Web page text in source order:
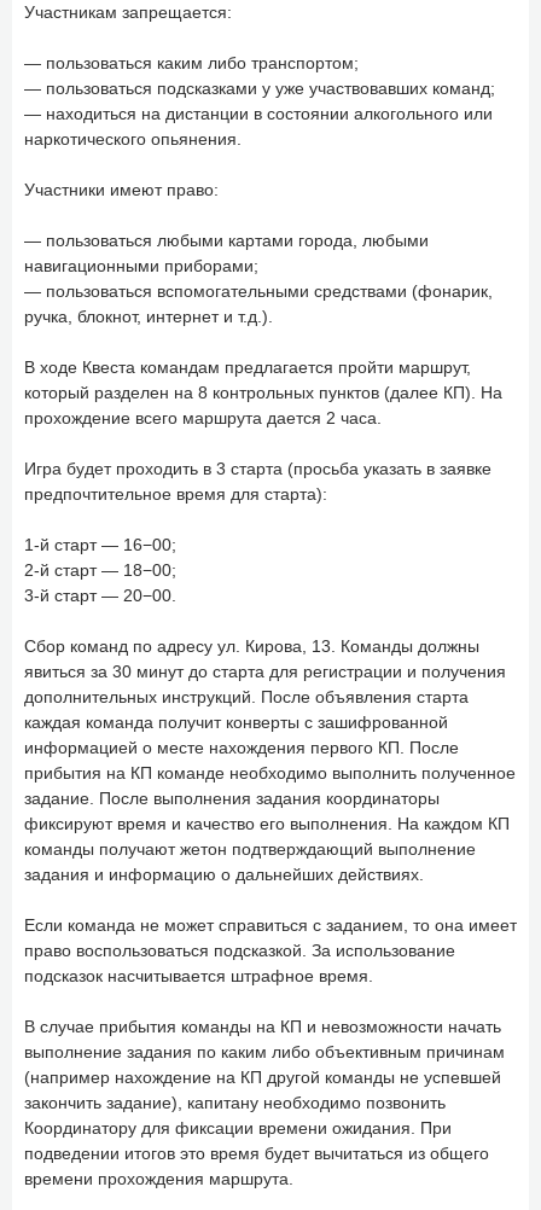
Участникам запрещается:
— пользоваться каким либо транспортом;
— пользоваться подсказками у уже участвовавших команд;
— находиться на дистанции в состоянии алкогольного или
наркотического опьянения.
Участники имеют право:
— пользоваться любыми картами города, любыми
навигационными приборами;
— пользоваться вспомогательными средствами (фонарик,
ручка, блокнот, интернет и т.д.).
В ходе Квеста командам предлагается пройти маршрут,
который разделен на 8 контрольных пунктов (далее КП). На
прохождение всего маршрута дается 2 часа.
Игра будет проходить в 3 старта (просьба указать в заявке
предпочтительное время для старта):
1-й старт — 16−00;
2-й старт — 18−00;
3-й старт — 20−00.
Сбор команд по адресу ул. Кирова, 13. Команды должны
явиться за 30 минут до старта для регистрации и получения
дополнительных инструкций. После объявления старта
каждая команда получит конверты с зашифрованной
информацией о месте нахождения первого КП. После
прибытия на КП команде необходимо выполнить полученное
задание. После выполнения задания координаторы
фиксируют время и качество его выполнения. На каждом КП
команды получают жетон подтверждающий выполнение
задания и информацию о дальнейших действиях.
Если команда не может справиться с заданием, то она имеет
право воспользоваться подсказкой. За использование
подсказок насчитывается штрафное время.
В случае прибытия команды на КП и невозможности начать
выполнение задания по каким либо объективным причинам
(например нахождение на КП другой команды не успевшей
закончить задание), капитану необходимо позвонить
Координатору для фиксации времени ожидания. При
подведении итогов это время будет вычитаться из общего
времени прохождения маршрута.